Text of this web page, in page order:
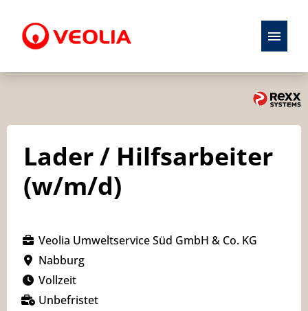
Initiativbewerbung
Karriere
Ausbildung
Lader / Hilfsarbeiter
(w/m/d)
Veolia Umweltservice Süd GmbH & Co. KG
Nabburg
Vollzeit
Unbefristet